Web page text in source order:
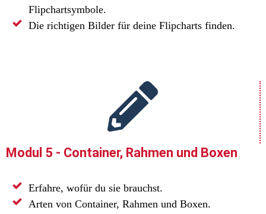
Flipchartsymbole.
Die richtigen Bilder für deine Flipcharts finden.
Modul 5 - Container, Rahmen und Boxen
Erfahre, wofür du sie brauchst.
Arten von Container, Rahmen und Boxen.